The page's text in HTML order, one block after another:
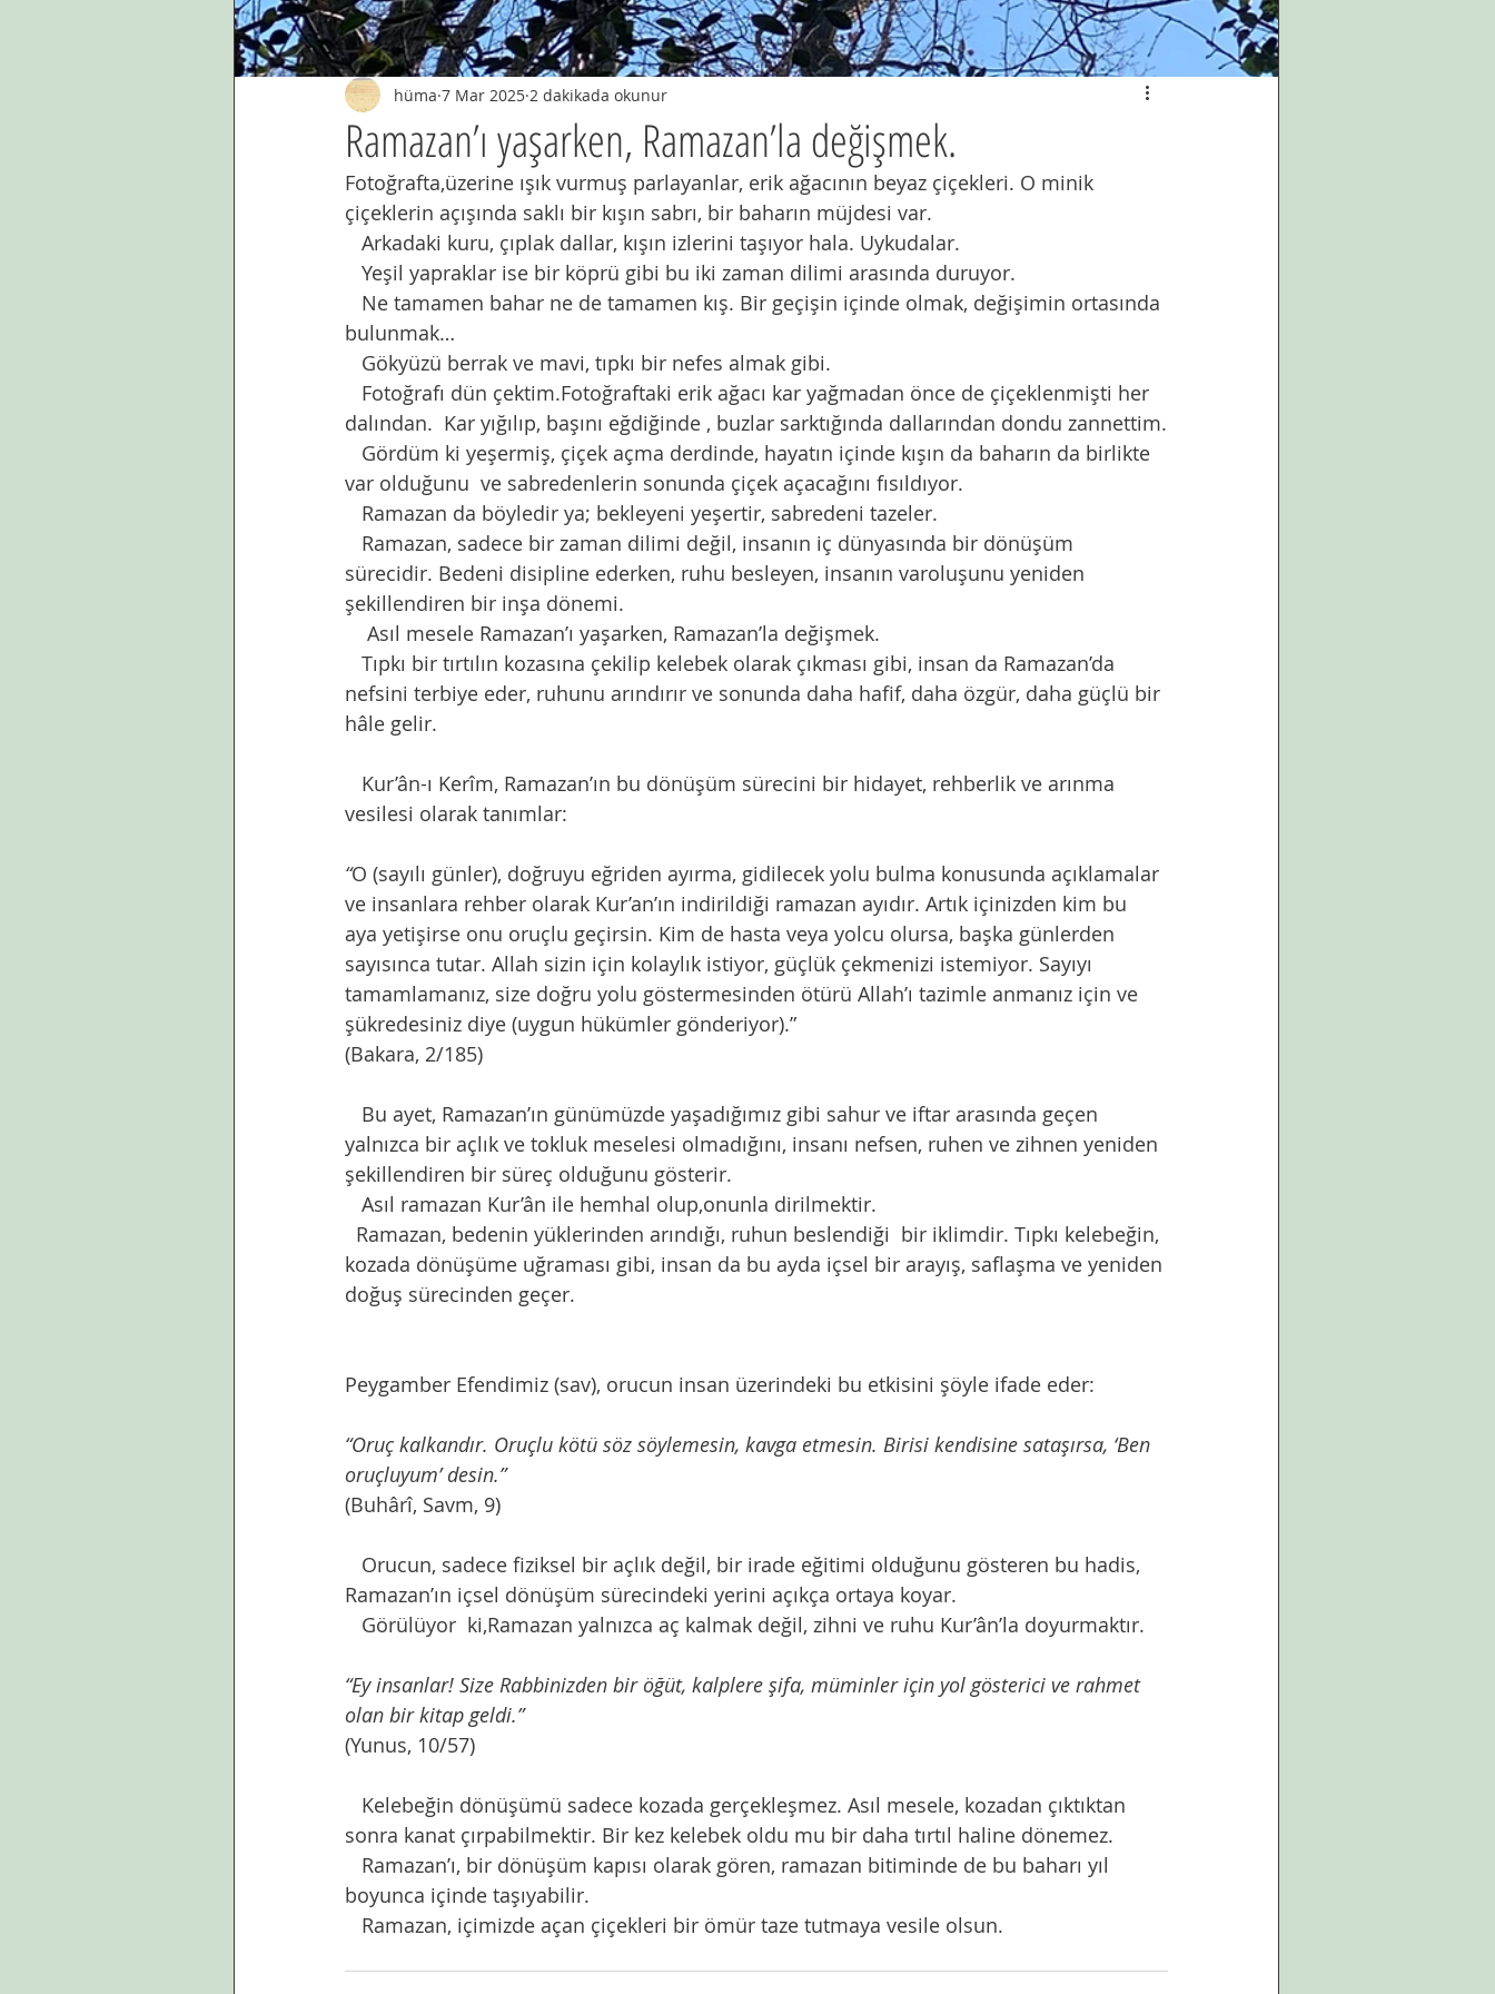
Ramazan’ı yaşarken, Ramazan’la değişmek.
hüma 7 Mar 2025 2 dakikada okunur
Fotoğrafta,üzerine ışık vurmuş parlayanlar, erik ağacının beyaz çiçekleri. O minik
çiçeklerin açışında saklı bir kışın sabrı, bir baharın müjdesi var.
Arkadaki kuru, çıplak dallar, kışın izlerini taşıyor hala. Uykudalar.
Yeşil yapraklar ise bir köprü gibi bu iki zaman dilimi arasında duruyor.
Ne tamamen bahar ne de tamamen kış. Bir geçişin içinde olmak, değişimin ortasında
bulunmak…
Gökyüzü berrak ve mavi, tıpkı bir nefes almak gibi.
Fotoğrafı dün çektim.Fotoğraftaki erik ağacı kar yağmadan önce de çiçeklenmişti her
dalından.  Kar yığılıp, başını eğdiğinde , buzlar sarktığında dallarından dondu zannettim.
Gördüm ki yeşermiş, çiçek açma derdinde, hayatın içinde kışın da baharın da birlikte
var olduğunu  ve sabredenlerin sonunda çiçek açacağını fısıldıyor.
Ramazan da böyledir ya; bekleyeni yeşertir, sabredeni tazeler.
Ramazan, sadece bir zaman dilimi değil, insanın iç dünyasında bir dönüşüm
sürecidir. Bedeni disipline ederken, ruhu besleyen, insanın varoluşunu yeniden
şekillendiren bir inşa dönemi.
Asıl mesele Ramazan’ı yaşarken, Ramazan’la değişmek.
Tıpkı bir tırtılın kozasına çekilip kelebek olarak çıkması gibi, insan da Ramazan’da
nefsini terbiye eder, ruhunu arındırır ve sonunda daha hafif, daha özgür, daha güçlü bir
hâle gelir.
Kur’ân-ı Kerîm, Ramazan’ın bu dönüşüm sürecini bir hidayet, rehberlik ve arınma
vesilesi olarak tanımlar:
“O (sayılı günler), doğruyu eğriden ayırma, gidilecek yolu bulma konusunda açıklamalar
ve insanlara rehber olarak Kur’an’ın indirildiği ramazan ayıdır. Artık içinizden kim bu
aya yetişirse onu oruçlu geçirsin. Kim de hasta veya yolcu olursa, başka günlerden
sayısınca tutar. Allah sizin için kolaylık istiyor, güçlük çekmenizi istemiyor. Sayıyı
tamamlamanız, size doğru yolu göstermesinden ötürü Allah’ı tazimle anmanız için ve
şükredesiniz diye (uygun hükümler gönderiyor).”
(Bakara, 2/185)
Bu ayet, Ramazan’ın günümüzde yaşadığımız gibi sahur ve iftar arasında geçen
yalnızca bir açlık ve tokluk meselesi olmadığını, insanı nefsen, ruhen ve zihnen yeniden
şekillendiren bir süreç olduğunu gösterir.
Asıl ramazan Kur’ân ile hemhal olup,onunla dirilmektir.
Ramazan, bedenin yüklerinden arındığı, ruhun beslendiği  bir iklimdir. Tıpkı kelebeğin,
kozada dönüşüme uğraması gibi, insan da bu ayda içsel bir arayış, saflaşma ve yeniden
doğuş sürecinden geçer.
Peygamber Efendimiz (sav), orucun insan üzerindeki bu etkisini şöyle ifade eder:
“Oruç kalkandır. Oruçlu kötü söz söylemesin, kavga etmesin. Birisi kendisine sataşırsa, ‘Ben
oruçluyum’ desin.”
(Buhârî, Savm, 9)
Orucun, sadece fiziksel bir açlık değil, bir irade eğitimi olduğunu gösteren bu hadis,
Ramazan’ın içsel dönüşüm sürecindeki yerini açıkça ortaya koyar.
Görülüyor  ki,Ramazan yalnızca aç kalmak değil, zihni ve ruhu Kur’ân’la doyurmaktır.
“Ey insanlar! Size Rabbinizden bir öğüt, kalplere şifa, müminler için yol gösterici ve rahmet
olan bir kitap geldi.”
(Yunus, 10/57)
Kelebeğin dönüşümü sadece kozada gerçekleşmez. Asıl mesele, kozadan çıktıktan
sonra kanat çırpabilmektir. Bir kez kelebek oldu mu bir daha tırtıl haline dönemez.
Ramazan’ı, bir dönüşüm kapısı olarak gören, ramazan bitiminde de bu baharı yıl
boyunca içinde taşıyabilir.
Ramazan, içimizde açan çiçekleri bir ömür taze tutmaya vesile olsun.